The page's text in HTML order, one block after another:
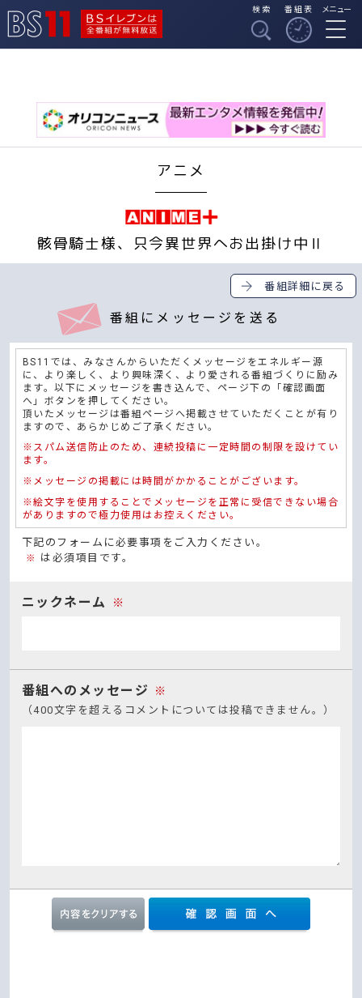
BSイレブンは全番組
検索 番組表 メニュー
アニメ
骸骨騎士様、只今異世界へお出掛け中Ⅱ
番組詳細に戻る
番組にメッセージを送る
BS11では、みなさんからいただくメッセージをエネルギー源
に、より楽しく、より興味深く、より愛される番組づくりに励み
ます。以下にメッセージを書き込んで、ページ下の「確認画面
へ」ボタンを押してください。
頂いたメッセージは番組ページへ掲載させていただくことが有り
ますので、あらかじめご了承ください。
※スパム送信防止のため、連続投稿に一定時間の制限を設けてい
ます。
※メッセージの掲載には時間がかかることがございます。
※絵文字を使用することでメッセージを正常に受信できない場合
がありますので極力使用はお控えください。
下記のフォームに必要事項をご入力ください。
※ は必須項目です。
ニックネーム ※
番組へのメッセージ ※
（400文字を超えるコメントについては投稿できません。）